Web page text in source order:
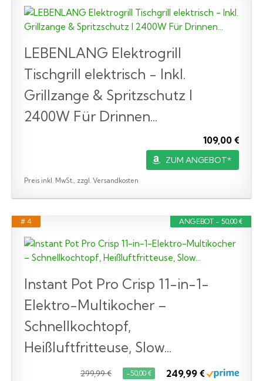
LEBENLANG Elektrogrill
Tischgrill elektrisch - Inkl.
Grillzange & Spritzschutz I
2400W Für Drinnen...
109,00 €
ZUM ANGEBOT*
Preis inkl. MwSt., zzgl. Versandkosten
ANGEBOT - 50,00 €
# 4
Instant Pot Pro Crisp 11-in-1-
Elektro-Multikocher –
Schnellkochtopf,
Heißluftfritteuse, Slow...
299,99 € −50,00 € 249,99 €